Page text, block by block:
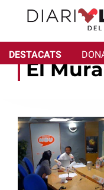
DESTACATS
El